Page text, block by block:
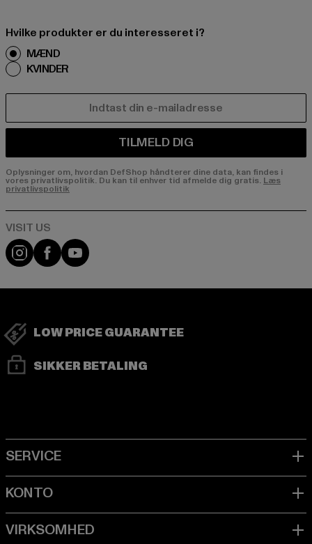
Hvilke produkter er du interesseret i?
MÆND
KVINDER
TILMELD DIG
Oplysninger om, hvordan DefShop håndterer dine data, kan findes i
vores privatlivspolitik. Du kan til enhver tid afmelde dig gratis. Læs
privatlivspolitik
Visit our Instagram page:
Visit our Facebook page:
Visit our YouTube channel:
LOW PRICE GUARANTEE
SIKKER BETALING